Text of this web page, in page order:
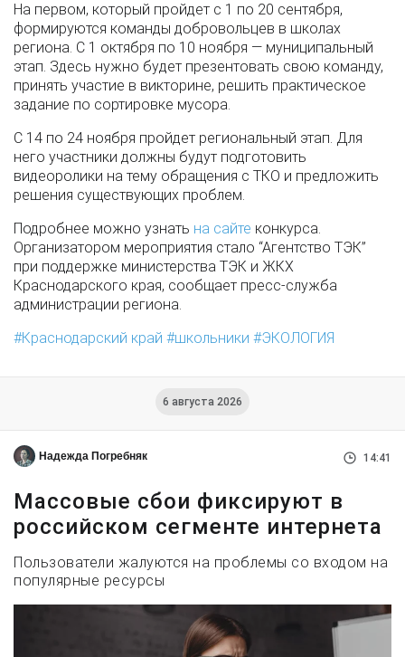
На первом, который пройдет с 1 по 20 сентября,
формируются команды добровольцев в школах
региона. С 1 октября по 10 ноября — муниципальный
этап. Здесь нужно будет презентовать свою команду,
принять участие в викторине, решить практическое
задание по сортировке мусора.
С 14 по 24 ноября пройдет региональный этап. Для
него участники должны будут подготовить
видеоролики на тему обращения с ТКО и предложить
решения существующих проблем.
Подробнее можно узнать на сайте конкурса.
Организатором мероприятия стало “Агентство ТЭК”
при поддержке министерства ТЭК и ЖКХ
Краснодарского края, сообщает пресс-служба
администрации региона.
Краснодарский край
школьники ЭКОЛОГИЯ
6 августа 2026
Надежда Погребняк 14:41
Массовые сбои фиксируют в
российском сегменте интернета
Пользователи жалуются на проблемы со входом на
популярные ресурсы